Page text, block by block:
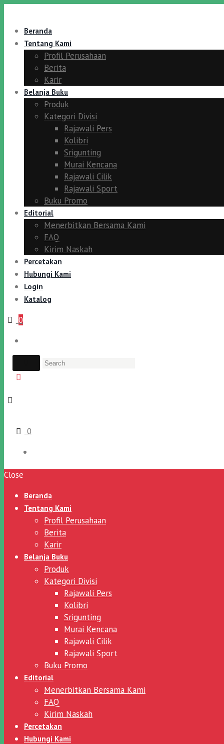
Beranda
Tentang Kami
Profil Perusahaan
Berita
Karir
Belanja Buku
Produk
Kategori Divisi
Rajawali Pers
Kolibri
Srigunting
Murai Kencana
Rajawali Cilik
Rajawali Sport
Buku Promo
Editorial
Menerbitkan Bersama Kami
FAQ
Kirim Naskah
Percetakan
Hubungi Kami
Login
Katalog
0
0
Close
Beranda
Tentang Kami
Profil Perusahaan
Berita
Karir
Belanja Buku
Produk
Kategori Divisi
Rajawali Pers
Kolibri
Srigunting
Murai Kencana
Rajawali Cilik
Rajawali Sport
Buku Promo
Editorial
Menerbitkan Bersama Kami
FAQ
Kirim Naskah
Percetakan
Hubungi Kami